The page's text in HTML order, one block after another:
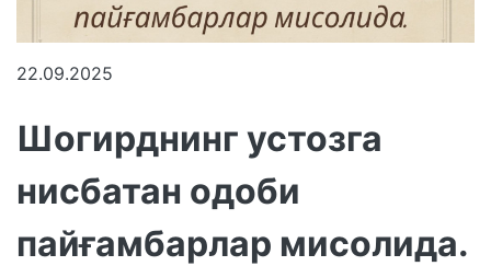
22.09.2025
Шогирднинг устозга
нисбатан одоби
пайғамбарлар мисолида.